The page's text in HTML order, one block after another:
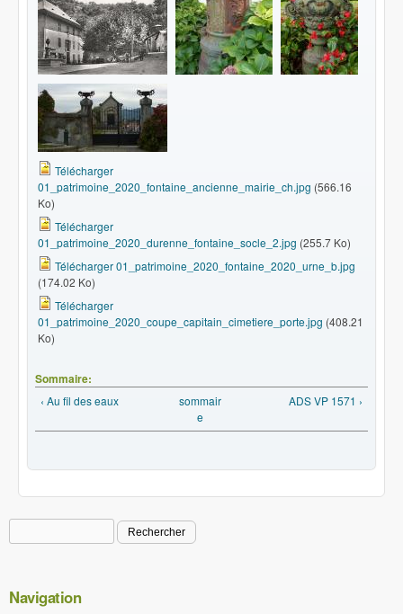
Télécharger
01_patrimoine_2020_fontaine_ancienne_mairie_ch.jpg (566.16
Ko)
Télécharger
01_patrimoine_2020_durenne_fontaine_socle_2.jpg (255.7 Ko)
Télécharger 01_patrimoine_2020_fontaine_2020_urne_b.jpg
(174.02 Ko)
Télécharger
01_patrimoine_2020_coupe_capitain_cimetiere_porte.jpg (408.21
Ko)
Sommaire:
‹ Au fil des eaux
sommair
e
ADS VP 1571 ›
Formulaire de recherche
Navigation